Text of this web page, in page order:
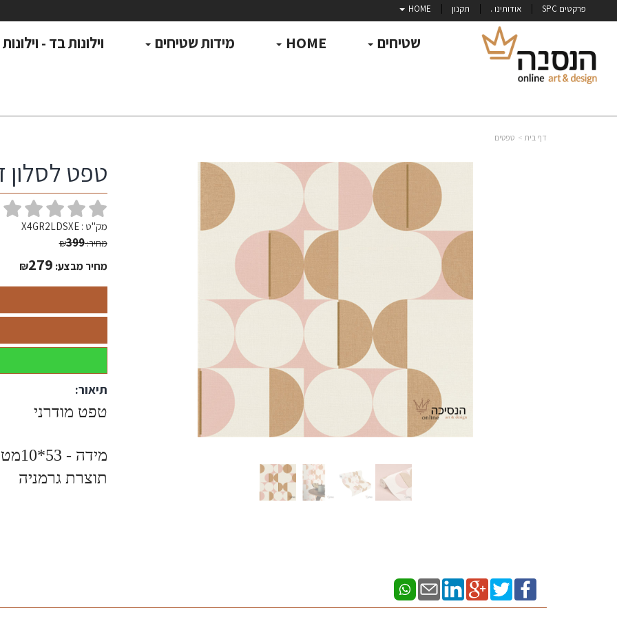
פרקטים SPC אודותינו . תקנון HOME
שטיחים HOME מידות שטיחים וילונות בד -
דף בית טפטים
טפט לסלון
מק"ט :X4GR2LDSXE
מחיר: ₪399
מחיר מבצע: ₪279
תיאור:
טפט מודרני
מידה - 53*10מטר
תוצרת גרמניה